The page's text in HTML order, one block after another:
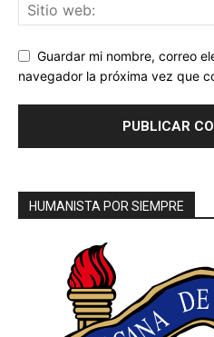
Guardar mi nombre, correo
navegador la próxima vez que
HUMANISTA POR SIEMPRE